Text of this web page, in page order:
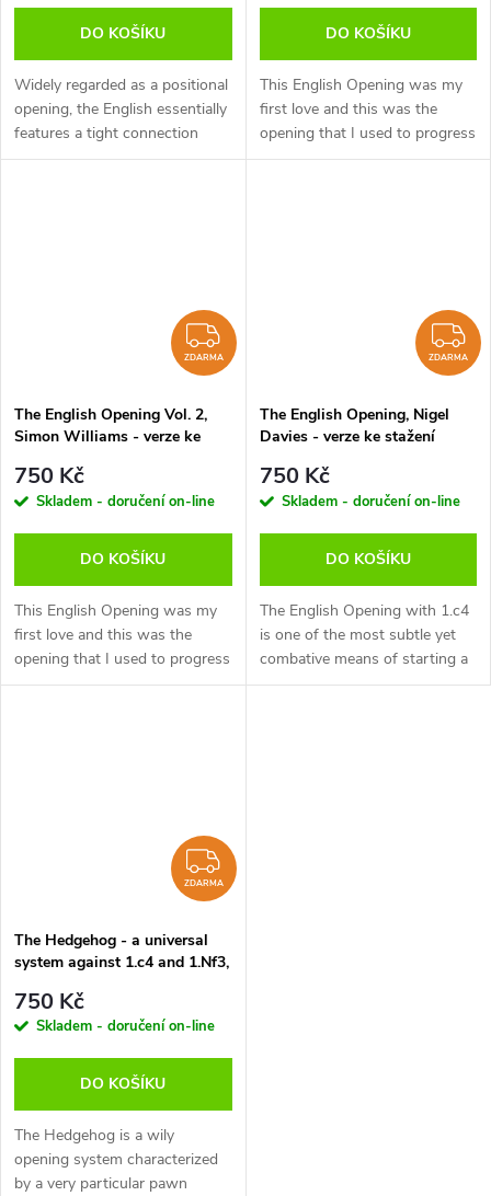
DO KOŠÍKU
Widely regarded as a positional
opening, the English essentially
features a tight connection
between strategy and tactics
DO KOŠÍKU
This English Opening was my
first love and this was the
opening that I used to progress
from the rank amateur player to
ZDARMA
ZDARMA
The English Opening Vol. 2,
Simon Williams - verze ke
750 Kč
Skladem - doručení on-line
DO KOŠÍKU
This English Opening was my
first love and this was the
opening that I used to progress
from the rank amateur player to
ZDARMA
The English Opening, Nigel
Davies - verze ke stažení
750 Kč
Skladem - doručení on-line
DO KOŠÍKU
The English Opening with 1.c4
is one of the most subtle yet
combative means of starting a
chess game which has found
ZDARMA
ZDARMA
The Hedgehog - a universal
system against 1.c4 and 1.Nf3,
stažení (anglicky, francouzsky,
německy)
750 Kč
Skladem - doručení on-line
DO KOŠÍKU
The Hedgehog is a wily
opening system characterized
by a very particular pawn